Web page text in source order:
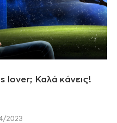
lover; Καλά κάνεις!
2023